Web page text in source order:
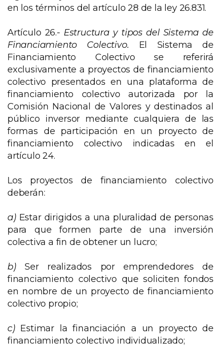
en los términos del artículo 28 de la ley 26.831.
Artículo 26.- Estructura y tipos del Sistema de
Financiamiento Colectivo. El Sistema de
Financiamiento Colectivo se referirá
exclusivamente a proyectos de financiamiento
colectivo presentados en una plataforma de
financiamiento colectivo autorizada por la
Comisión Nacional de Valores y destinados al
público inversor mediante cualquiera de las
formas de participación en un proyecto de
financiamiento colectivo indicadas en el
artículo 24.
Los proyectos de financiamiento colectivo
deberán:
a) Estar dirigidos a una pluralidad de personas
para que formen parte de una inversión
colectiva a fin de obtener un lucro;
b)
Ser realizados por emprendedores de
financiamiento colectivo que soliciten fondos
en nombre de un proyecto de financiamiento
colectivo propio;
c)Estimar la financiación a un proyecto de
financiamiento colectivo individualizado;